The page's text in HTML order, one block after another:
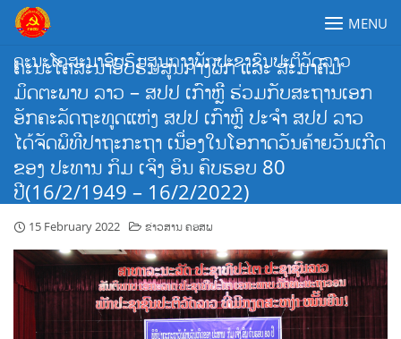
Skip
content
ຄະນະໂຄສະນາອົບຮົມສູນກາງພັກປະຊາຊົນປະຕິວັດລາວ
MENU
ຄະນະໂຄສະນາອົບຮົມສູນກາງພັກ ແລະ ສະມາຄົມ
ມິດຕະພາບ ລາວ – ສປປ ເກົາຫຼີ ຮ່ວມກັບສະຖານເອກ
ອັກຄະລັດຖະທູດແຫ່ງ ສປປ ເກົາຫຼີ ປະຈຳ ສປປ ລາວ
ໄດ້ຈັດພິທີປາຖະກະຖາ ເນື່ອງໃນໂອກາດວັນຄ້າຍວັນເກີດ
ຂອງ ປະທານ ກິມ ເຈິງ ອິນ ຄົບຮອບ 80
ປີ(16/2/1949 – 16/2/2022)
15 February 2022 ຂ່າວສານ ຄອສພ